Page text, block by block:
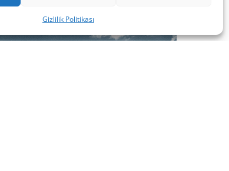
Gizlilik Politikası